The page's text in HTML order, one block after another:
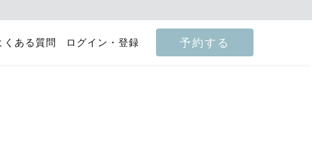
くある質問 ログイン・登録 予約する